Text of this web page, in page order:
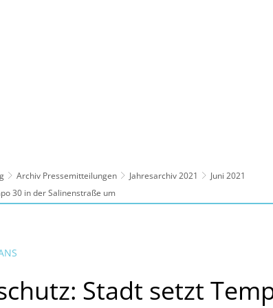
Archiv Pressemitteilungen Jahresarchiv 2021
Juni 2021
30 in der Salinenstraße um
Stadt setzt